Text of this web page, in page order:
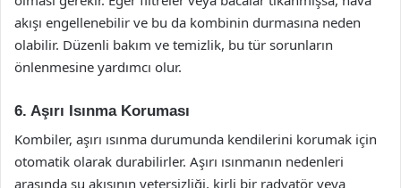
akışı engellenebilir ve bu da kombinin durmasına neden
olabilir. Düzenli bakım ve temizlik, bu tür sorunların
önlenmesine yardımcı olur.
6. Aşırı Isınma Koruması
Kombiler, aşırı ısınma durumunda kendilerini korumak için
otomatik olarak durabilirler. Aşırı ısınmanın nedenleri
arasında su akışının yetersizliği, kirli bir radyatör veya